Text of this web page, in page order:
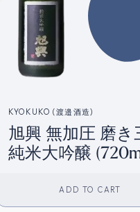
KYOKUKO (渡邉酒造)
旭興 無加圧 磨き
純米大吟醸
ADD TO CART